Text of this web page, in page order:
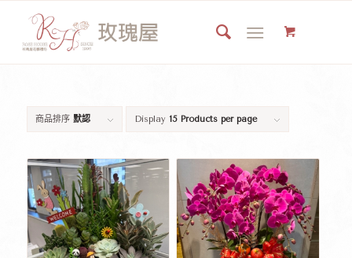
商品排序 默認 Display 15 Products per page